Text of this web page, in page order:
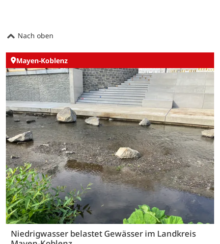
Nach oben
Mayen-Koblenz
Niedrigwasser belastet Gewässer im Landkreis